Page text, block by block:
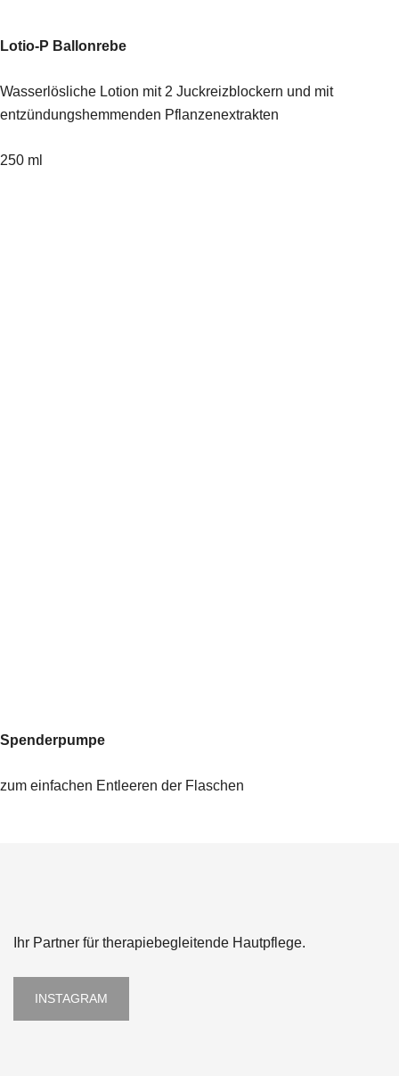
Lotio-P Ballonrebe
Wasserlösliche Lotion mit 2 Juckreizblockern und mit
entzündungshemmenden Pflanzenextrakten
250 ml
Spenderpumpe
zum einfachen Entleeren der Flaschen
Ihr Partner für therapiebegleitende Hautpflege.
INSTAGRAM